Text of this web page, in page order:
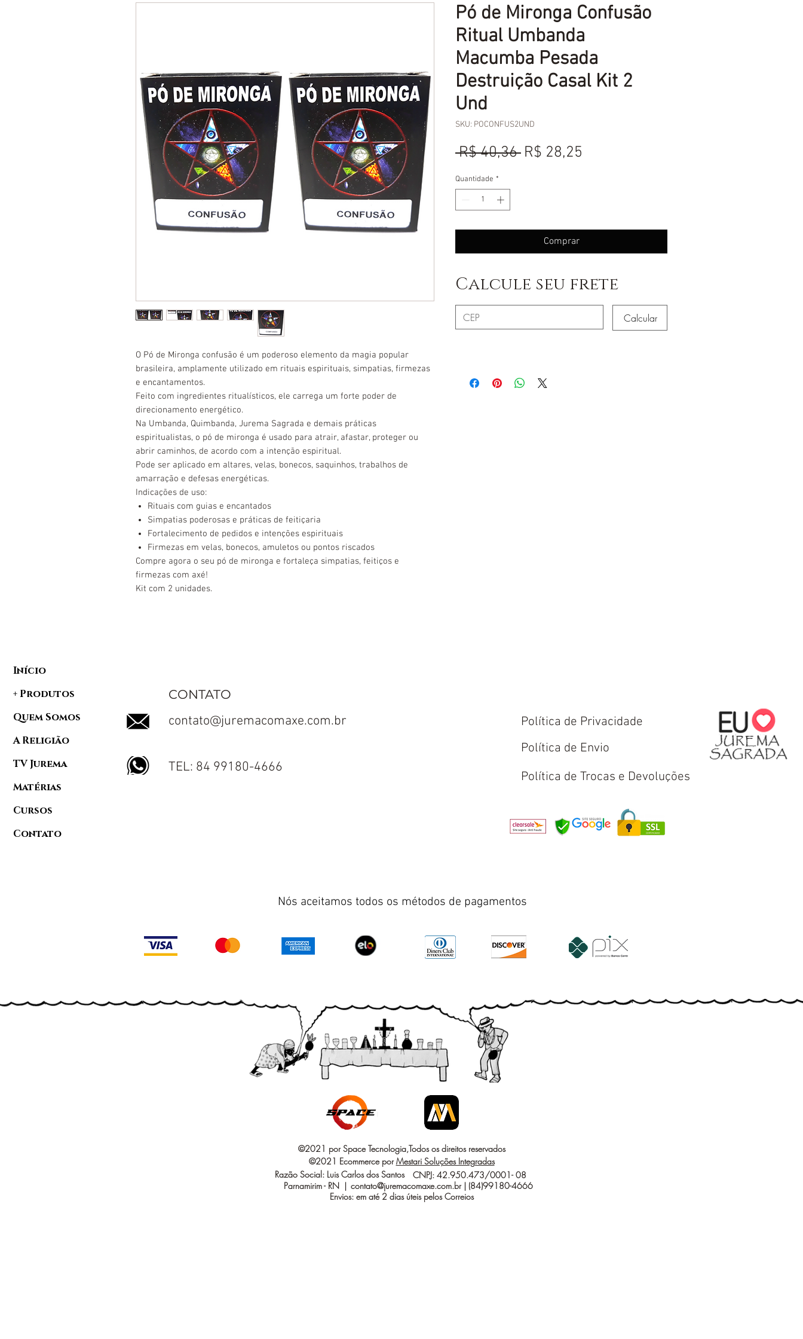
O Pó de Mironga confusão é um poderoso elemento da magia popular
brasileira, amplamente utilizado em rituais espirituais, simpatias, firmezas
e encantamentos.
Feito com ingredientes ritualísticos, ele carrega um forte poder de
direcionamento energético.
Na Umbanda, Quimbanda, Jurema Sagrada e demais práticas
espiritualistas, o pó de mironga é usado para atrair, afastar, proteger ou
abrir caminhos, de acordo com a intenção espiritual.
Pode ser aplicado em altares, velas, bonecos, saquinhos, trabalhos de
amarração e defesas energéticas.
Indicações de uso:
Rituais com guias e encantados
Simpatias poderosas e práticas de feitiçaria
Fortalecimento de pedidos e intenções espirituais
Firmezas em velas, bonecos, amuletos ou pontos riscados
Compre agora o seu pó de mironga e fortaleça simpatias, feitiços e
firmezas com axé!
Kit com 2 unidades.
Pó de Mironga Confusão
Ritual Umbanda
Macumba Pesada
Destruição Casal Kit 2
Und
SKU: POCONFUS2UND
R$ 40,36 Preço
R$ 28,25
Quantidade *
Comprar
Calcule seu frete
Calcular
Início
+ Produtos
Quem Somos
A Religião
TV Jurema
Matérias
Cursos
Contato
CONTATO
contato@juremacomaxe.com.br
TEL: 84 99180-4666
Política de Privacidade
Política de Envio
Política de Trocas e Devoluções
Nós aceitamos todos os métodos de pagamentos
©2021 por Space Tecnologia,Todos os direitos reservados
©2021 Ecommerce porMestari Soluções Integradas
Razão Social: Luis Carlos dos Santos
Parnamirim - RN |
Envios: em até 2 dias úteis pelos Correios
CNPJ: 42.950.473/0001- 08
contato@juremacomaxe.com.br| (84)99180-4666